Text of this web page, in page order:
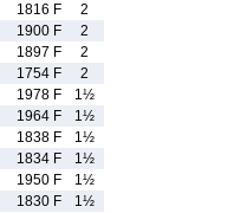
1816 F
2
1900 F
2
1897 F
2
1754 F
2
1978 F
1½
1964 F
1½
1838 F
1½
1834 F
1½
1950 F
1½
1830 F
1½